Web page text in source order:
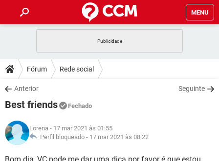
MENU
CELULAR
OUTLOOK
INSTAGRAM
GUIA DE COMPRAS
DICAS
JOGOS
INSTAGRAM
GUIA DE COMPRAS
DOWNLOADS
JOGOS
CELULAR
OUTLOOK EXCEL
INSTAGRAM GMAIL
JOGOS
CELULAR
GLOSSÁRIO
JOGOS WHATSAPP
Fórum Rede social
Anterior Seguinte
Best friends Fechado
Lorena - 17 mar 2021 às 01:55
Perfil bloqueado - 17 mar 2021 às 08:22